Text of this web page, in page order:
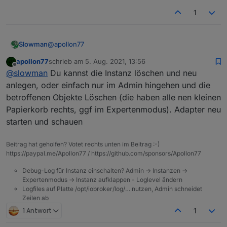
1
Slowman@apollon77
Also löschen und wieder neu einbinden?
Offline
apollon77schrieb am 5. Aug. 2021, 13:56
zuletzt editiert von
@slowman Du kannst die Instanz löschen und neu
anlegen, oder einfach nur im Admin hingehen und die
betroffenen Objekte Löschen (die haben alle nen kleinen
Papierkorb rechts, ggf im Expertenmodus). Adapter neu
starten und schauen
Beitrag hat geholfen? Votet rechts unten im Beitrag :-)
https://paypal.me/Apollon77 / https://github.com/sponsors/Apollon77
Debug-Log für Instanz einschalten? Admin -> Instanzen ->
Expertenmodus -> Instanz aufklappen - Loglevel ändern
Logfiles auf Platte /opt/iobroker/log/… nutzen, Admin schneidet
Zeilen ab
1 Antwort 1